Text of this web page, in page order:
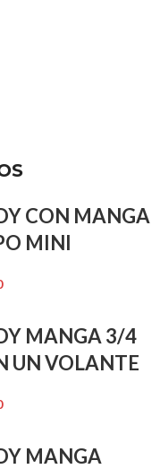
CON MANGA
MINI
MANGA 3/4
UN VOLANTE
MANGA